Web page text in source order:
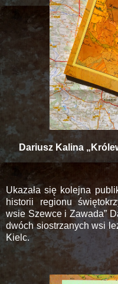
Dariusz Kalina
Ukazała się kolejna
historii regionu
wsie Szewce i Zawada”
dwóch siostrzanych wsi
Kielc.